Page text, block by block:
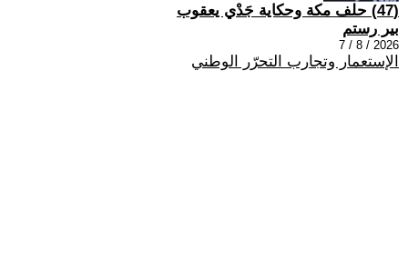
(47) حلف مكة وحكاية جَدْي يعقوب
بير رستم
2026 / 8 / 7
الإستعمار وتجارب التحرّر الوطني